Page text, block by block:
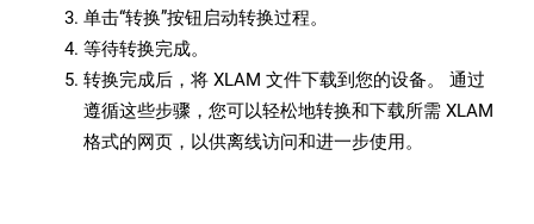
单击“转换”按钮启动转换过程。
等待转换完成。
转换完成后，将 XLAM 文件下载到您的设备。 通过
遵循这些步骤，您可以轻松地转换和下载所需 XLAM
格式的网页，以供离线访问和进一步使用。